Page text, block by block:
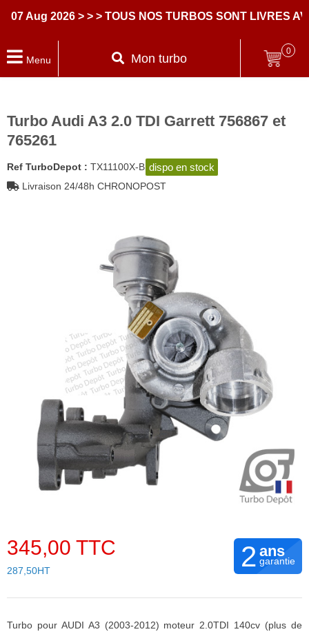
2026 > > > TOUS NOS TURBOS SONT LIVRES AVEC
Menu Mon turbo
0
Turbo Audi A3 2.0 TDI Garrett 756867 et
765261
Ref TurboDepot : TX11100X-B dispo en stock
Livraison 24/48h CHRONOPOST
345,00 TTC
287,50HT 2 ans
garantie
Turbo pour AUDI A3 (2003-2012) moteur 2.0TDI 140cv (plus de